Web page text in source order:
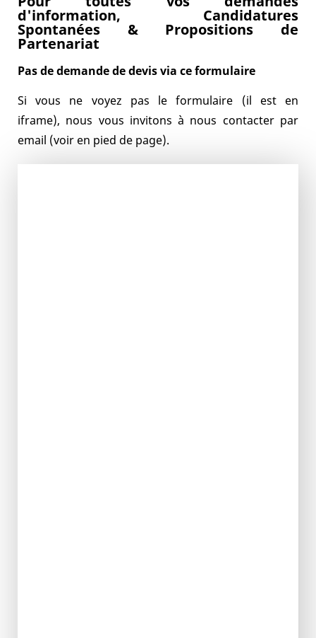
d'information, Candidatures
Spontanées & Propositions de
Partenariat
Pas de demande de devis via ce formulaire
Si vous ne voyez pas le formulaire (il est en
iframe), nous vous invitons à nous contacter par
email (voir en pied de page).